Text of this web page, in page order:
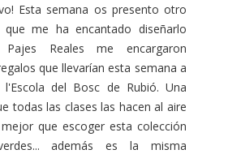
Esta semana os presento otro
me ha encantado diseñarlo
Reales me encargaron
que llevarían esta semana a
del Bosc de Rubió. Una
todas las clases las hacen al aire
mejor que escoger esta colección
además es la misma